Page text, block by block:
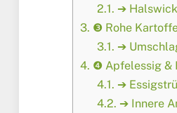
2.1. ➔
3. ❸ Rohe
3.1. ➔
4. ❹ Apfelessig &
4.1. ➔
4.2. ➔ Innere